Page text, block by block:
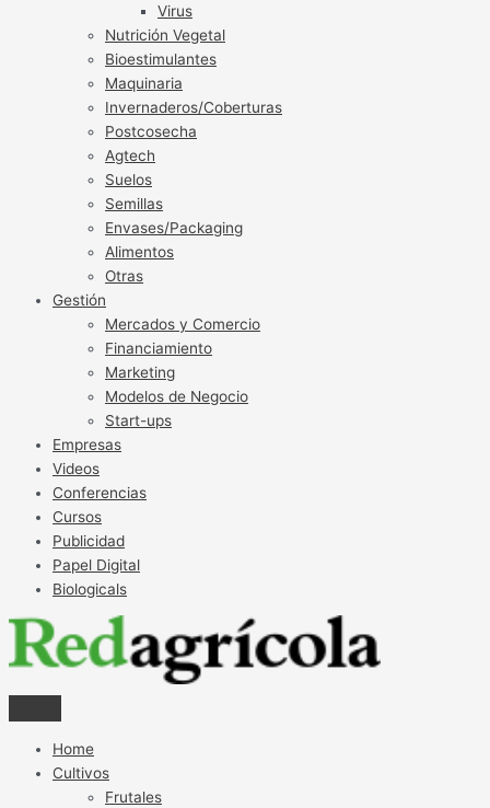
Virus
Nutrición Vegetal
Bioestimulantes
Maquinaria
Invernaderos/Coberturas
Postcosecha
Agtech
Suelos
Semillas
Envases/Packaging
Alimentos
Otras
Gestión
Mercados y Comercio
Financiamiento
Marketing
Modelos de Negocio
Start-ups
Empresas
Videos
Conferencias
Cursos
Publicidad
Papel Digital
Biologicals
Home
Cultivos
Frutales